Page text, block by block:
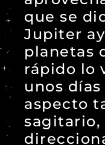
que se
Jupiter
planetas
rápido lo
unos
aspecto
sagitario,